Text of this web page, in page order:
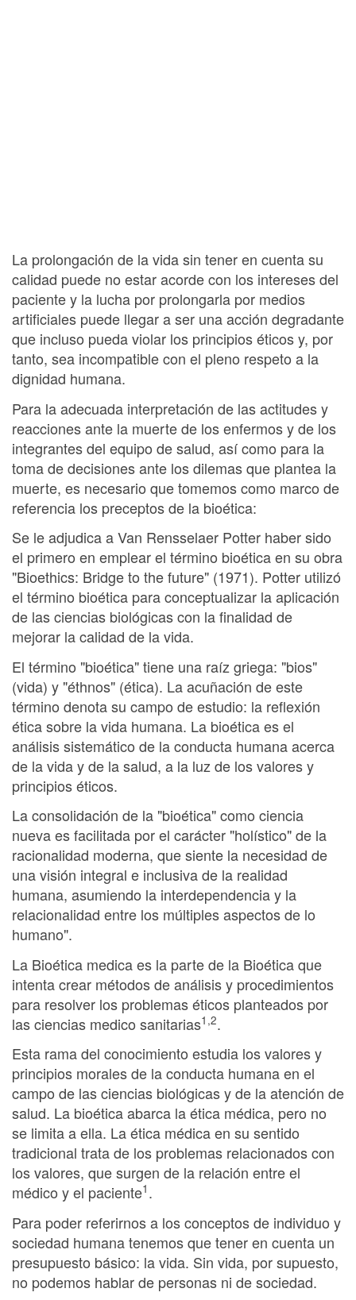
La prolongación de la vida sin tener en cuenta su
calidad puede no estar acorde con los intereses del
paciente y la lucha por prolongarla por medios
artificiales puede llegar a ser una acción degradante
que incluso pueda violar los principios éticos y, por
tanto, sea incompatible con el pleno respeto a la
dignidad humana.
Para la adecuada interpretación de las actitudes y
reacciones ante la muerte de los enfermos y de los
integrantes del equipo de salud, así como para la
toma de decisiones ante los dilemas que plantea la
muerte, es necesario que tomemos como marco de
referencia los preceptos de la bioética:
Se le adjudica a Van Rensselaer Potter haber sido
el primero en emplear el término bioética en su obra
"Bioethics: Bridge to the future" (1971). Potter utilizó
el término bioética para conceptualizar la aplicación
de las ciencias biológicas con la finalidad de
mejorar la calidad de la vida.
El término "bioética" tiene una raíz griega: "bios"
(vida) y "éthnos" (ética). La acuñación de este
término denota su campo de estudio: la reflexión
ética sobre la vida humana. La bioética es el
análisis sistemático de la conducta humana acerca
de la vida y de la salud, a la luz de los valores y
principios éticos.
La consolidación de la "bioética" como ciencia
nueva es facilitada por el carácter "holístico" de la
racionalidad moderna, que siente la necesidad de
una visión integral e inclusiva de la realidad
humana, asumiendo la interdependencia y la
relacionalidad entre los múltiples aspectos de lo
humano".
La Bioética medica es la parte de la Bioética que
intenta crear métodos de análisis y procedimientos
para resolver los problemas éticos planteados por
las ciencias medico sanitarias1,2.
Esta rama del conocimiento estudia los valores y
principios morales de la conducta humana en el
campo de las ciencias biológicas y de la atención de
salud. La bioética abarca la ética médica, pero no
se limita a ella. La ética médica en su sentido
tradicional trata de los problemas relacionados con
los valores, que surgen de la relación entre el
médico y el paciente1 .
Para poder referirnos a los conceptos de individuo y
sociedad humana tenemos que tener en cuenta un
presupuesto básico: la vida. Sin vida, por supuesto,
no podemos hablar de personas ni de sociedad.